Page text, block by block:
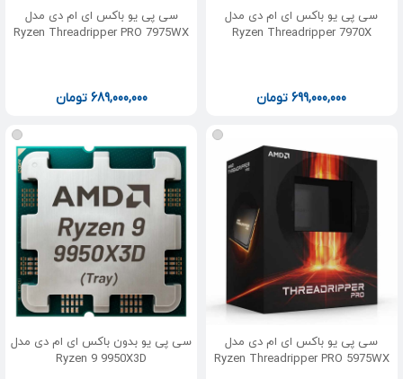
سی پی یو باکس ای ام دی مدل
Ryzen Threadripper 7970X
699,000,000تومان
سی پی یو باکس ای ام دی مدل
Ryzen Threadripper PRO 7975WX
689,000,000 تومان
سی پی یو باکس ای ام دی مدل
Ryzen Threadripper PRO 5975WX
سی پی یو بدون باکس ای ام دی مدل
Ryzen 9 9950X3D